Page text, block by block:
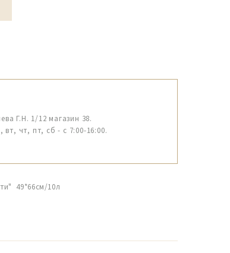
Г.Н. 1/12 магазин 38.
вт, чт, пт, сб - с 7:00-16:00.
49*66см/10л